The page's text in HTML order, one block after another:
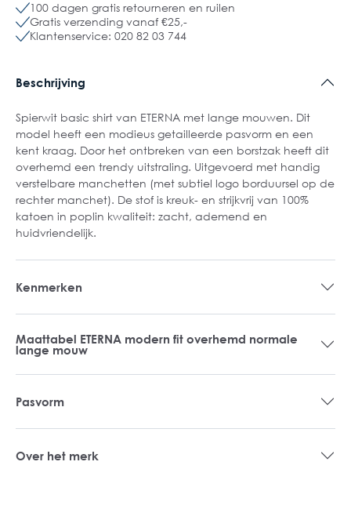
100 dagen gratis retourneren en ruilen
Gratis verzending vanaf €25,-
Klantenservice: 020 82 03 744
Beschrijving
Spierwit basic shirt van ETERNA met lange mouwen. Dit
model heeft een modieus getailleerde pasvorm en een
kent kraag. Door het ontbreken van een borstzak heeft dit
overhemd een trendy uitstraling. Uitgevoerd met handig
verstelbare manchetten (met subtiel logo borduursel op de
rechter manchet). De stof is kreuk- en strijkvrij van 100%
katoen in poplin kwaliteit: zacht, ademend en
huidvriendelijk.
Kenmerken
Maattabel ETERNA modern fit overhemd normale
lange mouw
Pasvorm
Over het merk